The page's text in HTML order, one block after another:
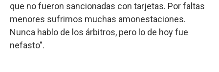
que no fueron sancionadas con tarjetas. Por faltas
menores sufrimos muchas amonestaciones.
Nunca hablo de los árbitros, pero lo de hoy fue
nefasto".